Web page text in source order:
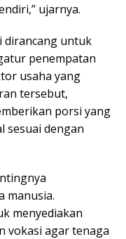
ujarnya.
dirancang untuk
penempatan
usaha yang
tersebut,
porsi yang
sesuai dengan
manusia.
menyediakan
vokasi agar tenaga